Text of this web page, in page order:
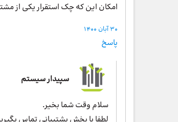
امکان این که چک استقرار یکی از
30 آبان 1400
پاسخ
سپیدار سیستم
سلام وقت شما بخیر.